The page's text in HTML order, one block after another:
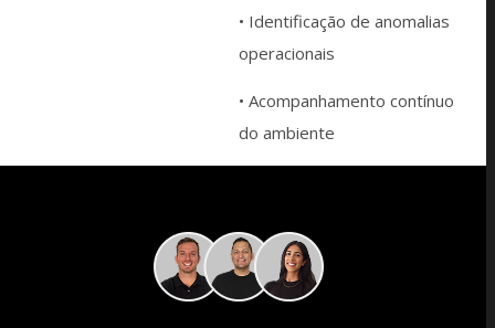
• Identificação de anomalias
operacionais
• Acompanhamento contínuo
do ambiente